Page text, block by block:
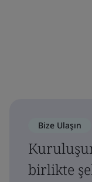
Bize Ulaşın
birlikte